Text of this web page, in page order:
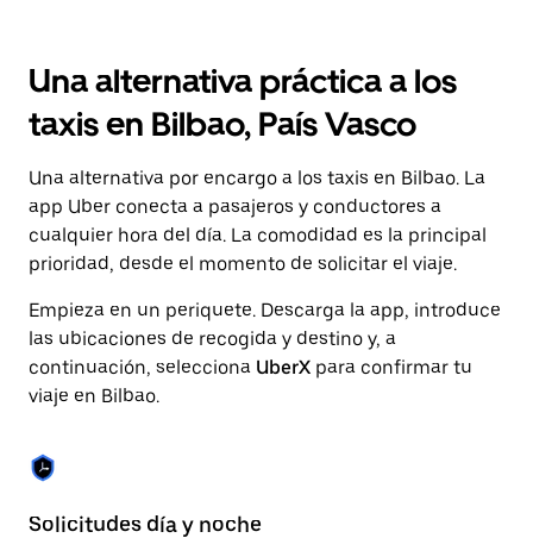
abrir
el
calendario
y
una
fecha.
Pulsa
el
botón
escape
para
el
calendario.
Una alternativa práctica a los
taxis en Bilbao, País Vasco
Una alternativa por encargo a los taxis en Bilbao. La
app Uber conecta a pasajeros y conductores a
cualquier hora del día. La comodidad es la principal
prioridad, desde el momento de solicitar el viaje.
Empieza en un periquete. Descarga la app, introduce
las ubicaciones de recogida y destino y, a
continuación, selecciona UberX para confirmar tu
viaje en Bilbao.
Solicitudes día y noche